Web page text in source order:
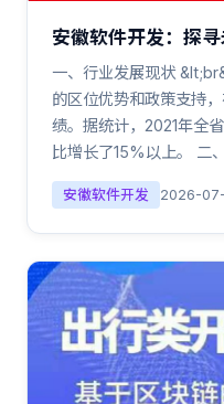
安徽软件开发：探
一、行业发展现状
的区位优势和政策支持
绩。据统计，2021年全
比增长了15%以上。 二
安徽软件开发 2026-